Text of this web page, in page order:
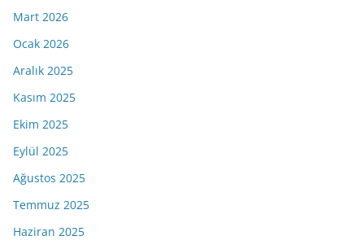
Mart 2026
Ocak 2026
Aralık 2025
Kasım 2025
Ekim 2025
Eylül 2025
Ağustos 2025
Temmuz 2025
Haziran 2025